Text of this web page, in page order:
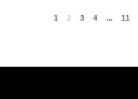
1 2 3 4 ... 11